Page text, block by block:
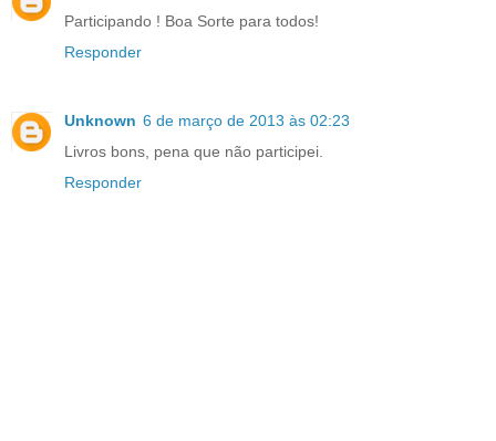
Participando ! Boa Sorte para todos!
Responder
Unknown 6 de março de 2013 às 02:23
Livros bons, pena que não participei.
Responder